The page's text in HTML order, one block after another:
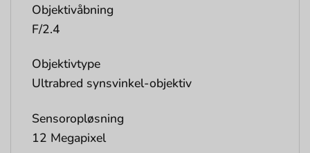
Objektivåbning
F/2.4
Objektivtype
Ultrabred synsvinkel-objektiv
Sensoropløsning
12 Megapixel